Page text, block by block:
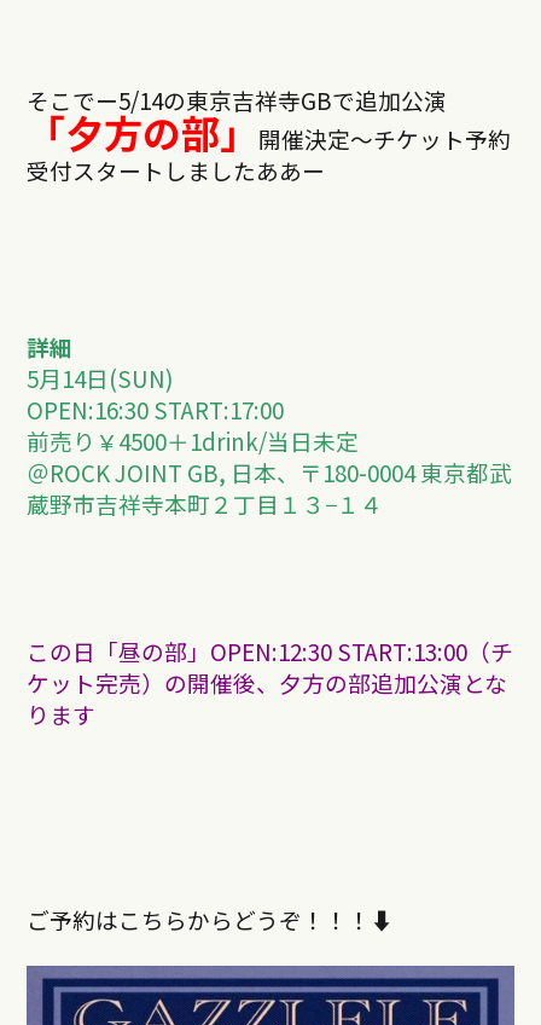
そこでー5/14の東京吉祥寺GBで追加公演
「夕方の部」 開催決定〜チケット予約
受付スタートしましたああー
詳細
5月14日(SUN)
OPEN:16:30 START:17:00
前売り￥4500＋1drink/当日未定
＠ROCK JOINT GB, 日本、〒180-0004 東京都武
蔵野市吉祥寺本町２丁目１３−１４
この日「昼の部」OPEN:12:30 START:13:00（チ
ケット完売）の開催後、夕方の部追加公演とな
ります
ご予約はこちらからどうぞ！！！⬇︎